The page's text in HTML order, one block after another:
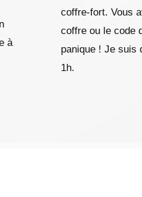
à
coffre-fort. Vous
coffre ou le code
panique ! Je suis
1h.